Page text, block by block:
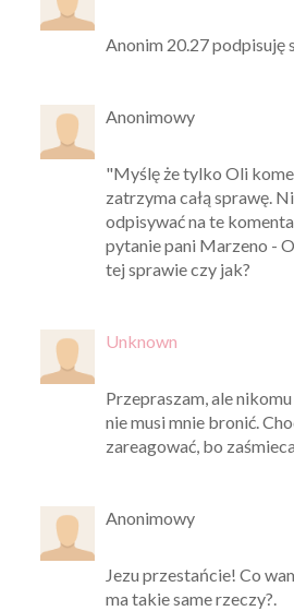
Anonim 20.27 podpisuję
Anonimowy
"Myślę że tylko Oli
zatrzyma całą sprawę.
odpisywać na te
pytanie pani Marzeno -
tej sprawie czy jak?
Unknown
Przepraszam, ale
nie musi mnie bronić.
zareagować, bo
Anonimowy
Jezu przestańcie! Co
ma takie same rzeczy?.